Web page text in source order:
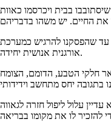
בבית ויכרסמו כאוות
עד שהפסקנו להרגיש כמערכת
אורגנית אנושית יחידה.
חלקי הטבע, הדומם, הצומח
עלול ליפול חזרה לגאווה